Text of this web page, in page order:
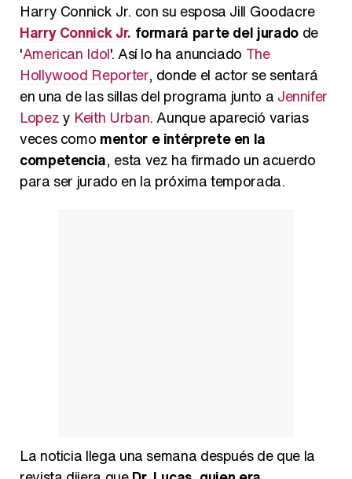
Carlota Corredera y Javier de Hoyos: "La tele tiene que representar al público también y aquí están todos los perfiles posibles&quo;
Así se tomó Felipe VI que la Infanta Sofía no quisiera recibir formación militar
Harry Connick Jr. con su esposa Jill Goodacre
Harry Connick Jr. formará parte del juradode
'American Idol'. Así lo ha anunciado The
Hollywood Reporter, donde el actor se sentará
en una de las sillas del programa junto a Jennifer
Lopezy Keith Urban. Aunque apareció varias
veces como mentor e intérprete en la
competencia, esta vez ha firmado un acuerdo
para ser jurado en la próxima temporada.
La noticia llega una semana después de que la